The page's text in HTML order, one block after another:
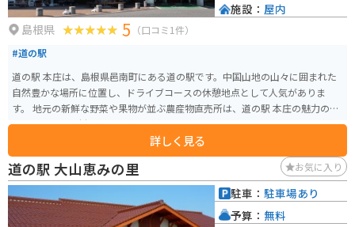
島根県 5 （口コミ1件）
#道の駅
道の駅 本庄は、島根県邑南町にある道の駅です。中国山地の山々に囲まれた
自然豊かな場所に位置し、ドライブコースの休憩地点として人気がありま
す。 地元の新鮮な野菜や果物が並ぶ農産物直売所は、道の駅 本庄の魅力の一
つです。旬の食材を使った料理が楽しめるレストランもあり、地元の味が楽
しめます。特に、邑南町産のそば粉を使った手打ちそばはおすすめです。 バ
イクで訪れる場合、道の駅 本庄は広々とした駐車場があるので安心です。周
辺には、雄大な自然の中を走る気持ちの良いワインディングロードが数多く
あります。ツーリングの休憩場所として、ぜひ立ち寄ってみてください。 道
の駅 本庄から車で約30分の場所には、「いづもまがたまの里 伝承館」があり
ます。ここでは、古代の出雲文化に触れることができます。勾玉作り体験など
詳しく見る
施設： 屋内
道の駅 大山恵みの里 お気に入り
駐車： 駐車場あり
予算： 無料